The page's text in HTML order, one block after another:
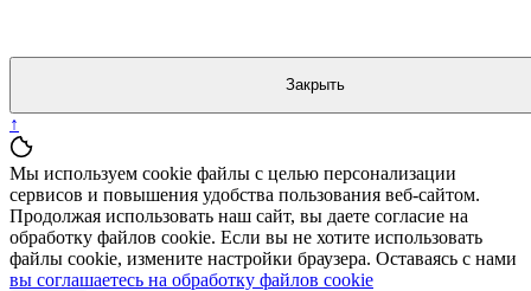
Закрыть
↑
Мы используем cookie файлы с целью персонализации
сервисов и повышения удобства пользования веб-сайтом.
Продолжая использовать наш сайт, вы даете согласие на
обработку файлов cookie. Если вы не хотите использовать
файлы cookie, измените настройки браузера. Оставаясь с нами
вы соглашаетесь на обработку файлов cookie